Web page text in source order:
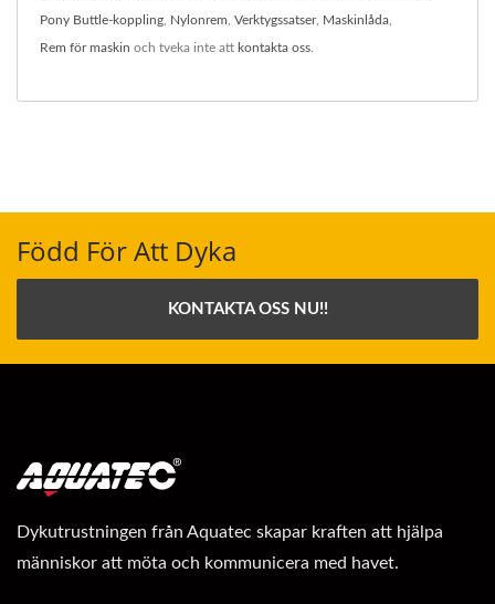
Pony Buttle-koppling Nylonrem Verktygssatser, Maskinlåda
Rem för maskin och tveka inte att kontakta oss
Född För Att Dyka
KONTAKTA OSS NU!!
Dykutrustningen från Aquatec skapar kraften att hjälpa
människor att möta och kommunicera med havet.